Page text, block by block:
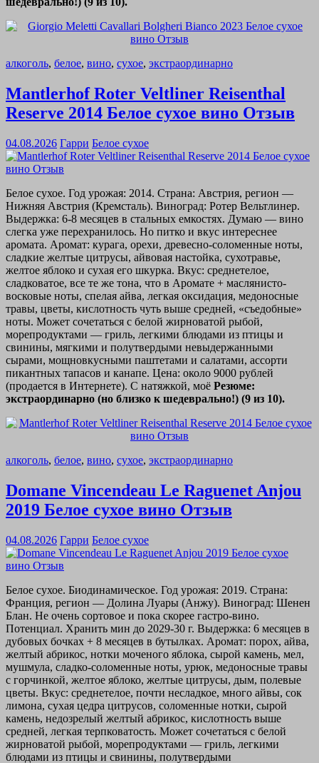
алкоголь, белое, вино, сухое, экстраординарно
Mantlerhof Roter Veltliner Reisenthal
Reserve 2014 Белое сухое вино Отзыв
04.08.2026 Гарри Белое сухое
Белое сухое. Год урожая: 2014. Страна: Австрия, регион —
Нижняя Австрия (Кремсталь). Виноград: Ротер Вельтлинер.
Выдержка: 6-8 месяцев в стальных емкостях. Думаю — вино
слегка уже перехранилось. Но питко и вкус интереснее
аромата. Аромат: курага, орехи, древесно-соломенные ноты,
сладкие желтые цитрусы, айвовая настойка, сухотравье,
желтое яблоко и сухая его шкурка. Вкус: среднетелое,
сладковатое, все те же тона, что в Аромате + маслянисто-
восковые ноты, спелая айва, легкая оксидация, медоносные
травы, цветы, кислотность чуть выше средней, «съедобные»
ноты. Может сочетаться с белой жирноватой рыбой,
морепродуктами — гриль, легкими блюдами из птицы и
свинины, мягкими и полутвердыми невыдержанными
сырами, мощновкусными паштетами и салатами, ассорти
пикантных тапасов и канапе. Цена: около 9000 рублей
(продается в Интернете). С натяжкой, моё Резюме:
экстраординарно (но близко к шедеврально!) (9 из 10).
алкоголь, белое, вино, сухое, экстраординарно
Domane Vincendeau Le Raguenet Anjou
2019 Белое сухое вино Отзыв
04.08.2026 Гарри Белое сухое
Белое сухое. Биодинамическое. Год урожая: 2019. Страна:
Франция, регион — Долина Луары (Анжу). Виноград: Шенен
Блан. Не очень сортовое и пока скорее гастро-вино.
Потенциал. Хранить мин до 2029-30 г. Выдержка: 6 месяцев в
дубовых бочках + 8 месяцев в бутылках. Аромат: порох, айва,
желтый абрикос, нотки моченого яблока, сырой камень, мел,
мушмула, сладко-соломенные ноты, урюк, медоносные травы
с горчинкой, желтое яблоко, желтые цитрусы, дым, полевые
цветы. Вкус: среднетелое, почти несладкое, много айвы, сок
лимона, сухая цедра цитрусов, соломенные нотки, сырой
камень, недозрелый желтый абрикос, кислотность выше
средней, легкая терпковатость. Может сочетаться с белой
жирноватой рыбой, морепродуктами — гриль, легкими
блюдами из птицы и свинины, полутвердыми